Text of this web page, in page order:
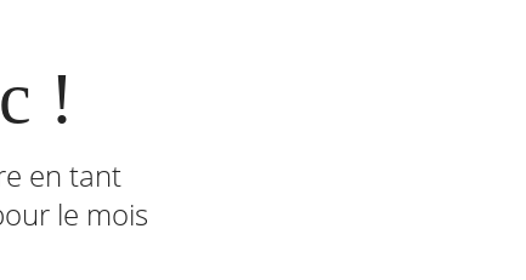
!
en tant
le mois